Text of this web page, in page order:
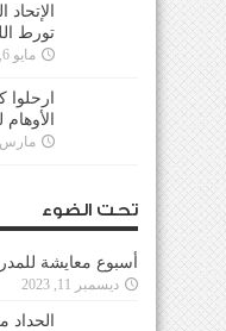
الإتحاد
تورط
مايو 6, 2022
ارحلوا
الأوهام
مارس 25, 2022
تحت الضوء
أسبوع معايشة
ديسمبر 11, 2023
الحداد